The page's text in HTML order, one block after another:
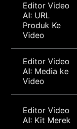
Editor Video
AI: URL
Produk Ke
Video
Editor Video
AI: Media ke
Video
Editor Video
AI: Kit Merek